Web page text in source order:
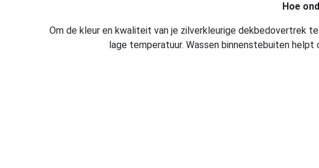
Hoe
Om de kleur en kwaliteit van je zilverkleurige dekbedovertrek
lage temperatuur. Wassen binnenstebuiten